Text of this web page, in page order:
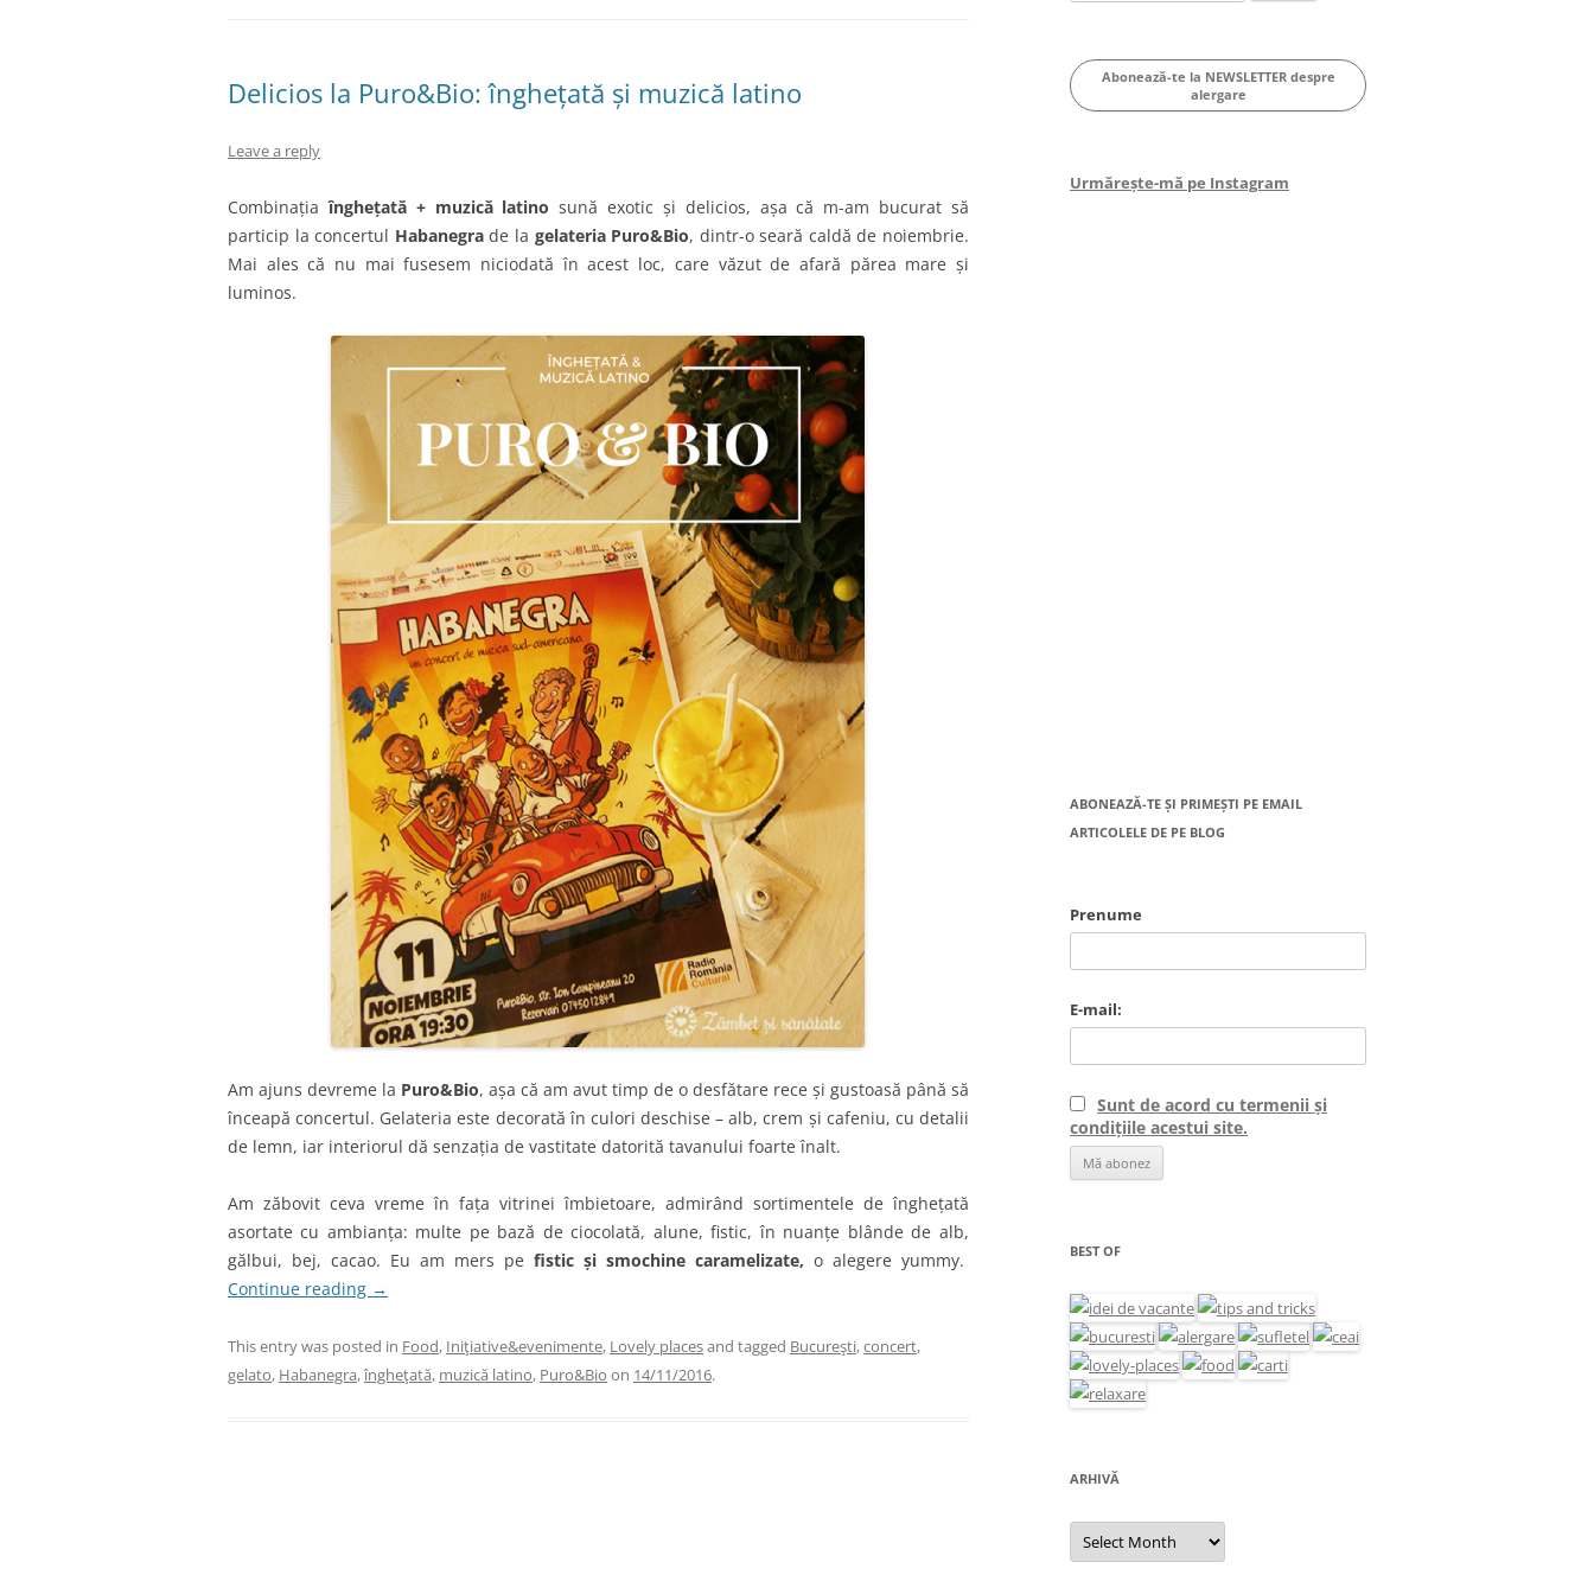
Delicios la Puro&Bio: înghețată și muzică latino
Leave a reply
Combinațiaînghețată + muzică latino sună exotic și delicios, așa că m-am bucurat să
particip la concertul Habanegrade la gelateria Puro&Bio, dintr-o seară caldă de noiembrie.
Mai ales că nu mai fusesem niciodată în acest loc, care văzut de afară părea mare și
luminos.
Am ajuns devreme la Puro&Bio, așa că am avut timp de o desfătare rece și gustoasă până să
înceapă concertul. Gelateria este decorată în culori deschise – alb, crem și cafeniu, cu detalii
de lemn, iar interiorul dă senzația de vastitate datorită tavanului foarte înalt.
Am zăbovit ceva vreme în fața vitrinei îmbietoare, admirând sortimentele de înghețată
asortate cu ambianța: multe pe bază de ciocolată, alune, fistic, în nuanțe blânde de alb,
gălbui, bej, cacao. Eu am mers pe fistic și smochine caramelizate, o alegere yummy.
Continue reading →
This entry was posted in Food, Iniţiative&evenimente, Lovely placesand tagged Bucureşti,concert,
gelato, Habanegra,îngheţată, muzică latino, Puro&Bio on 14/11/2016.
for:
Abonează-te la NEWSLETTER despre
alergare
Urmărește-mă pe Instagram
ABONEAZĂ-TE ȘI PRIMEȘTI PE EMAIL
ARTICOLELE DE PE BLOG
Prenume
E-mail:
Sunt de acord cu termenii și
condițiile acestui site.
BEST OF
ARHIVĂ
Arhivă